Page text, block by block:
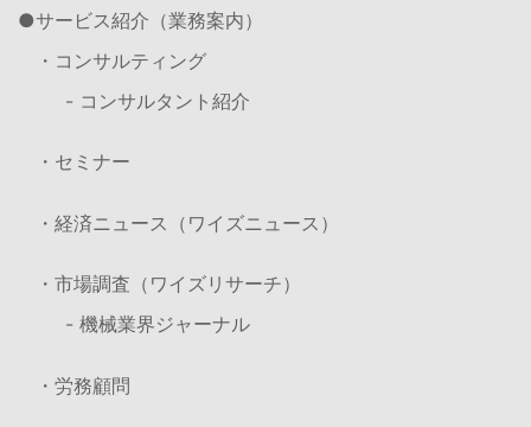
サービス紹介（業務案内）
・コンサルティング
- コンサルタント紹介
・セミナー
・経済ニュース（ワイズニュース）
・市場調査（ワイズリサーチ）
- 機械業界ジャーナル
・労務顧問